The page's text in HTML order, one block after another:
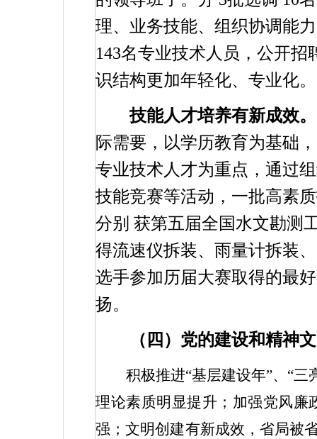
理、业务技能、组织协调能
143名专业技术人员，公开招
识结构更加年轻化、专业化。
技能人才培养有新成效。
际需要，以学历教育为基础
专业技术人才为重点，通过
技能竞赛等活动，一批高素
分别 获第五届全国水文勘测
得流速仪拆装、雨量计拆装、
选手参加历届大赛取得的最
扬。
（四）党的建设和精神
积极推进“基层建设年”、“
理论素质明显提升；加强党风廉
强；文明创建有新成效，省局被